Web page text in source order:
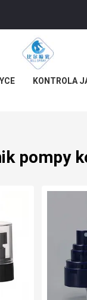
KONTROLA
pompy